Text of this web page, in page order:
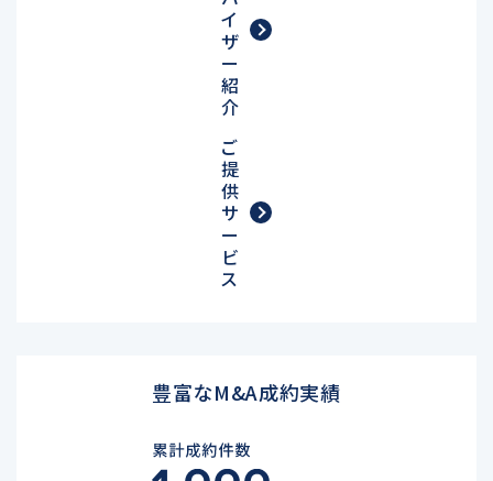
イ
ザ
ー
紹
介
ご
提
供
サ
ー
ビ
ス
豊富なM&A成約実績